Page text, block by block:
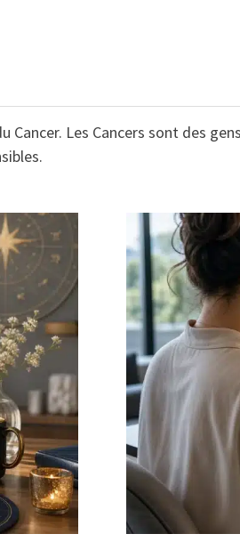
Cancer. Les Cancers sont des